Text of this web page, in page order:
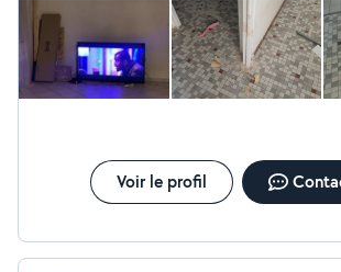
grande qualité. Il a été très professionnel, très
à l'écoute. Le chantier a été laissé propre et tout
parfaitement. Je recommande vraiment Mr Dhaou
hésitation. Merci encore pour votre sérieux et
professionnalisme !
Voir le profil